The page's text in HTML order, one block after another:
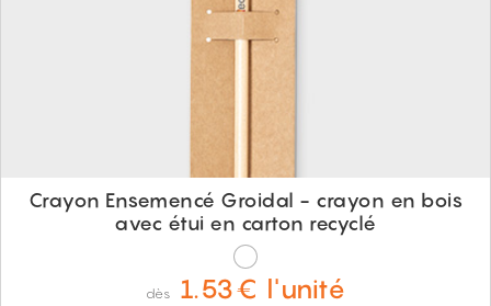
Crayon Ensemencé Groidal - crayon en bois
avec étui en carton recyclé
dès 1.53€ l'unité